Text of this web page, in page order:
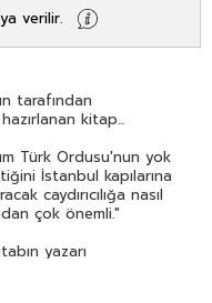
verilir.
tarafından
kitap...
Türk Ordusu'nun yok
İstanbul kapılarına
caydırıcılığa nasıl
çok önemli."
yazarı
Harbi'nden yüz yıl